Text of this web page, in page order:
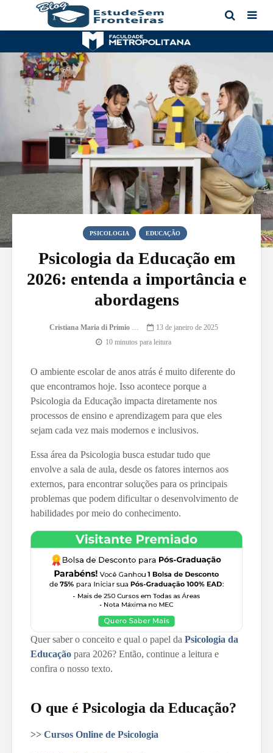
PSICOLOGIA EDUCAÇÃO
Psicologia da Educação em
2026: entenda a importância e
abordagens
Cristiana Maria di Primio Gonçalves
13 de janeiro de 2025
10 minutos para leitura
O ambiente escolar de anos atrás é muito diferente do
que encontramos hoje. Isso acontece porque a
Psicologia da Educação impacta diretamente nos
processos de ensino e aprendizagem para que eles
sejam cada vez mais modernos e inclusivos.
Essa área da Psicologia busca estudar tudo que
envolve a sala de aula, desde os fatores internos aos
externos, para encontrar soluções para os principais
problemas que podem dificultar o desenvolvimento de
habilidades por meio do conhecimento.
Quer saber o conceito e qual o papel da Psicologia da
Educação para 2026? Então, continue a leitura e
confira o nosso texto.
O que é Psicologia da Educação?
>> Cursos Online de Psicologia